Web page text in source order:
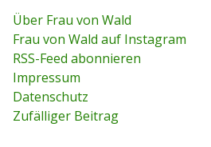
a
v
i
g
c
h
f
o
r
:
Über Frau von Wald
Frau von Wald auf Instagram
RSS-Feed abonnieren
Impressum
Datenschutz
Zufälliger Beitrag